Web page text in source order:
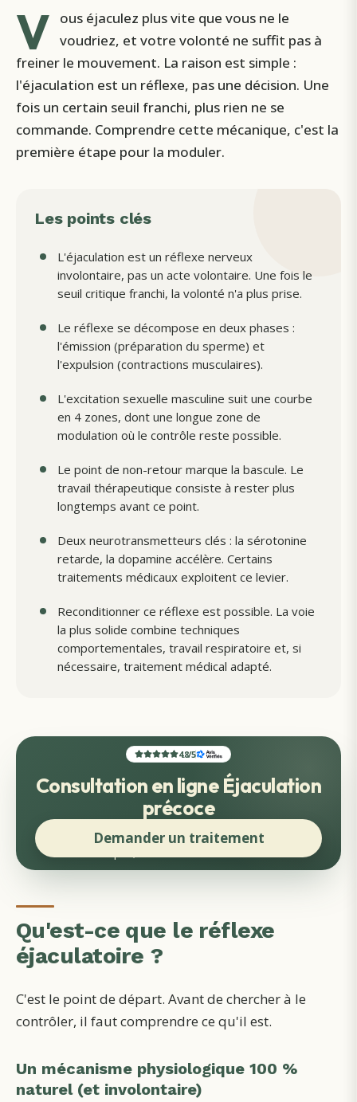
V
ous éjaculez plus vite que vous ne le
voudriez, et votre volonté ne suffit pas à
freiner le mouvement. La raison est simple :
l'éjaculation est un réflexe, pas une décision. Une
fois un certain seuil franchi, plus rien ne se
commande. Comprendre cette mécanique, c'est la
première étape pour la moduler.
Les points clés
L'éjaculation est un réflexe nerveux
involontaire, pas un acte volontaire. Une fois le
seuil critique franchi, la volonté n'a plus prise.
Le réflexe se décompose en deux phases :
l'émission (préparation du sperme) et
l'expulsion (contractions musculaires).
L'excitation sexuelle masculine suit une courbe
en 4 zones, dont une longue zone de
modulation où le contrôle reste possible.
Le point de non-retour marque la bascule. Le
travail thérapeutique consiste à rester plus
longtemps avant ce point.
Deux neurotransmetteurs clés : la sérotonine
retarde, la dopamine accélère. Certains
traitements médicaux exploitent ce levier.
Reconditionner ce réflexe est possible. La voie
la plus solide combine techniques
comportementales, travail respiratoire et, si
nécessaire, traitement médical adapté.
4.8/5
Consultation en ligne Éjaculation
précoce
Demander un traitement
Qu'est-ce que le réflexe
éjaculatoire ?
C'est le point de départ. Avant de chercher à le
contrôler, il faut comprendre ce qu'il est.
Un mécanisme physiologique 100 %
naturel (et involontaire)